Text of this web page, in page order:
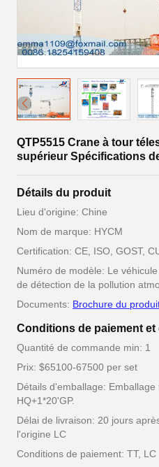
QTP5515 Crane à tour
supérieur Spécifications
Détails du produit
Lieu d'origine: Chine
Nom de marque: HYCM
Certification: CE, ISO, GOST,
Numéro de modèle: Le
de détection de la pollution
Documents: Brochure du
Conditions de paiement
Quantité de commande min: 1
Prix: $65100-67500 per set
Détails d'emballage:
HQ+1*20'GP.
Délai de livraison: 20 jours
l'origine LC
Conditions de paiement: TT, LC